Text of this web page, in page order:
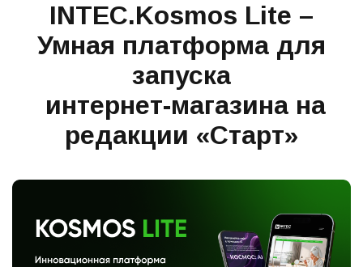
INTEC.Kosmos Lite –
Умная платформа для
запуска
интернет-магазина на
редакции «Старт»